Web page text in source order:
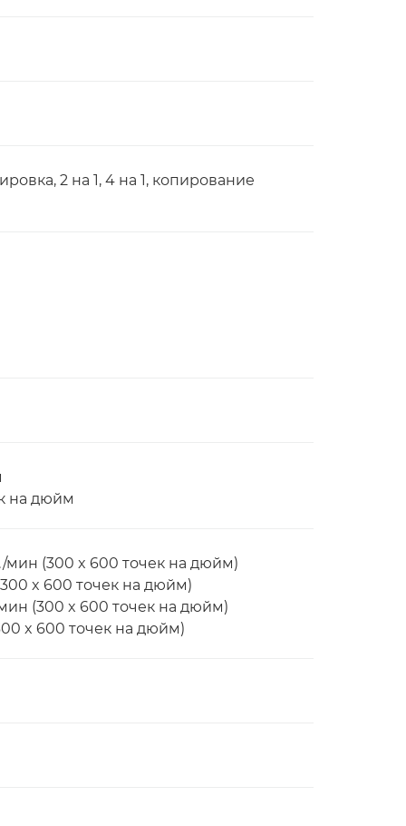
2 на 1, 4 на 1, копирование
на дюйм
(300 x 600 точек на дюйм)
x 600 точек на дюйм)
(300 x 600 точек на дюйм)
x 600 точек на дюйм)